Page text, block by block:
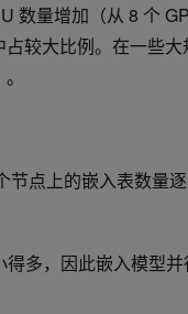
数量增加（从 8 个
较大比例。在一些
点上的嵌入表数量
多，因此嵌入模型并